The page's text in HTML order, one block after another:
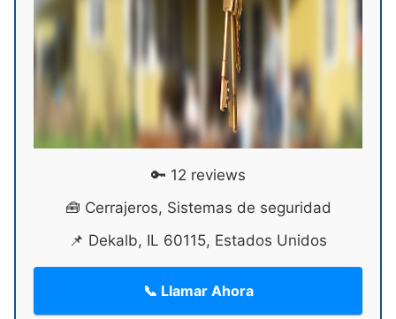
🔑 12 reviews
🧰 Cerrajeros, Sistemas de seguridad
📌 Dekalb, IL 60115, Estados Unidos
📞 Llamar Ahora